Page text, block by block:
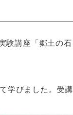
験講座「郷土の
学びました。受